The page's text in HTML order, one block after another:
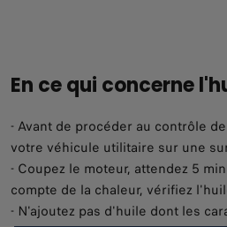
En ce qui concerne
- Avant de procéder au contrôle
votre véhicule utilitaire sur une
- Coupez le moteur, attendez 5
compte de la chaleur, vérifiez
- N'ajoutez pas d'huile dont les